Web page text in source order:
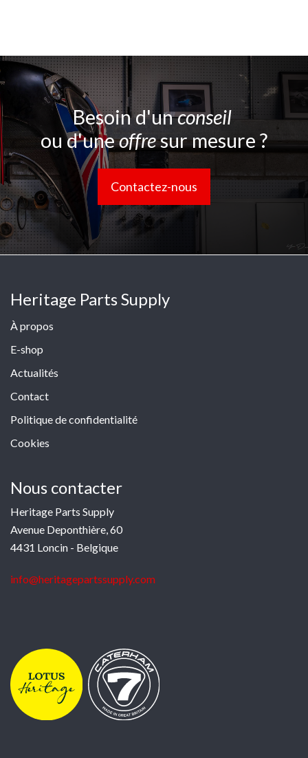
Besoin d'unconseil
ou d'uneoffresur mesure ?
Contactez-nous
Heritage Parts Supply
À propos
E-shop
Actualités
Contact
Politique de confidentialité
Cookies
Nous contacter
Heritage Parts Supply
Avenue Deponthière, 60
4431 Loncin - Belgique
info@heritagepartssupply.com